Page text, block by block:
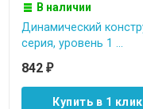
В наличии
Динамический
серия, уровень 1 ...
842 ₽
Купить в 1 клик